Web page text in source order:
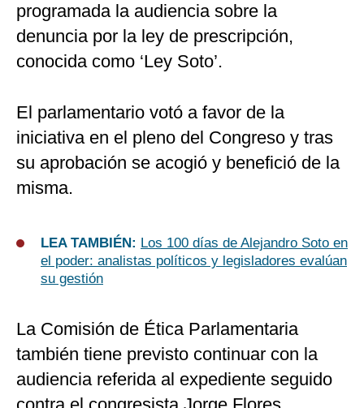
programada la audiencia sobre la
denuncia por la ley de prescripción,
conocida como ‘Ley Soto’.
El parlamentario votó a favor de la
iniciativa en el pleno del Congreso y tras
su aprobación se acogió y benefició de la
misma.
LEA TAMBIÉN: Los 100 días de Alejandro Soto en
el poder: analistas políticos y legisladores evalúan
su gestión
La Comisión de Ética Parlamentaria
también tiene previsto continuar con la
audiencia referida al expediente seguido